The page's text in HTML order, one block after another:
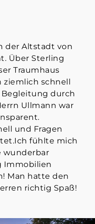
der Altstadt von
Über Sterling
Traumhaus
schnell
Begleitung durch
Ullmann war
und Fragen
fühlte mich
wunderbar
Immobilien
Man hatte den
richtig Spaß!